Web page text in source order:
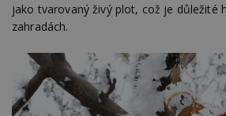
jako tvarovaný živý plot, což je důležité
zahradách.